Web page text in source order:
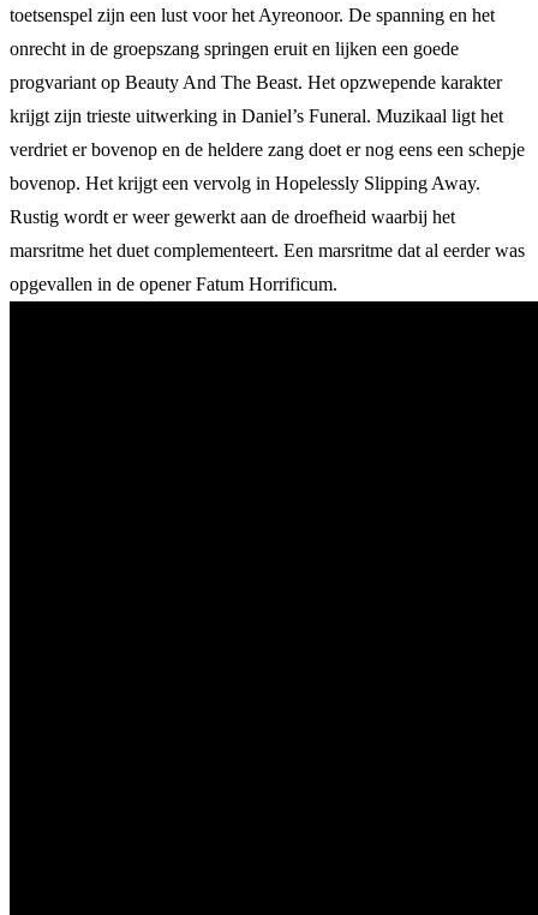
toetsenspel zijn een lust voor het Ayreonoor. De spanning en het
onrecht in de groepszang springen eruit en lijken een goede
progvariant op Beauty And The Beast. Het opzwepende karakter
krijgt zijn trieste uitwerking in Daniel’s Funeral. Muzikaal ligt het
verdriet er bovenop en de heldere zang doet er nog eens een schepje
bovenop. Het krijgt een vervolg in Hopelessly Slipping Away.
Rustig wordt er weer gewerkt aan de droefheid waarbij het
marsritme het duet complementeert. Een marsritme dat al eerder was
opgevallen in de opener Fatum Horrificum.